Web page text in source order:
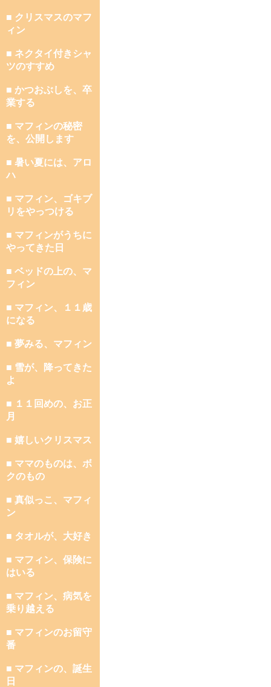
■ クリスマスのマフ
ィン
■ ネクタイ付きシャ
ツのすすめ
■ かつおぶしを、卒
業する
■ マフィンの秘密
を、公開します
■ 暑い夏には、アロ
ハ
■ マフィン、ゴキブ
リをやっつける
■ マフィンがうちに
やってきた日
■ ベッドの上の、マ
フィン
■ マフィン、１１歳
になる
■ 夢みる、マフィン
■ 雪が、降ってきた
よ
■ １１回めの、お正
月
■ 嬉しいクリスマス
■ ママのものは、ボ
クのもの
■ 真似っこ、マフィ
ン
■ タオルが、大好き
■ マフィン、保険に
はいる
■ マフィン、病気を
乗り越える
■ マフィンのお留守
番
■ マフィンの、誕生
日